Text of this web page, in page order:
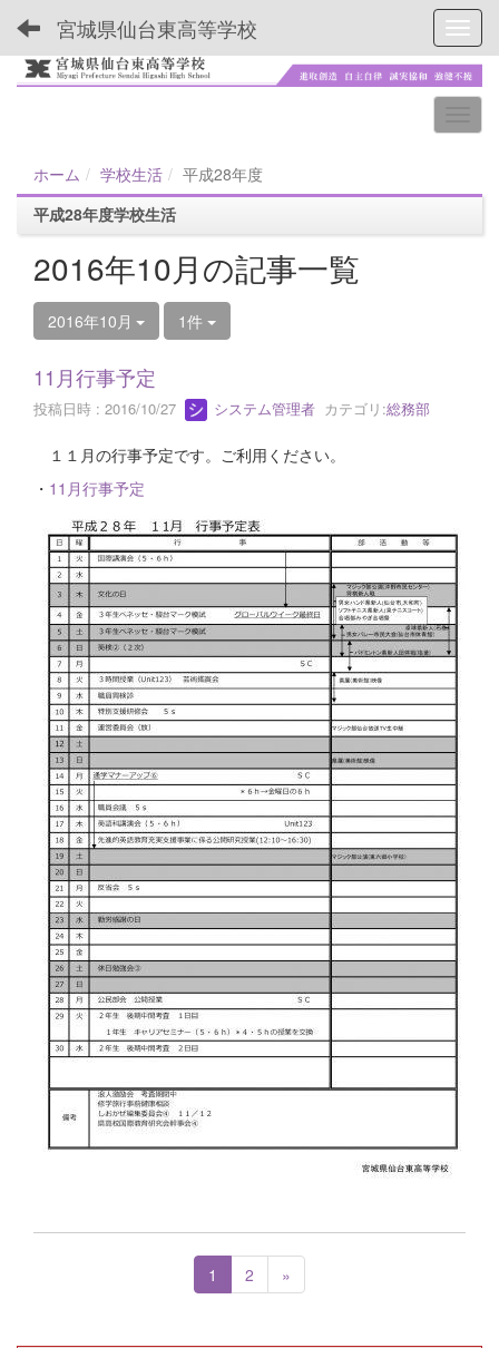
宮城県仙台東高等学校
ホーム 学校生活
平成28年度
平成28年度学校生活
2016年10月の記事一覧
2016年10月 1件
11月行事予定
投稿日時 : 2016/10/27 システム管理者 カテゴリ:総務部
１１月の行事予定です。ご利用ください。
・ 11月行事予定
1 2 »